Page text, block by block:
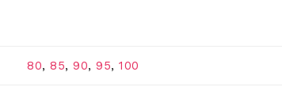
80, 85, 90, 95, 100